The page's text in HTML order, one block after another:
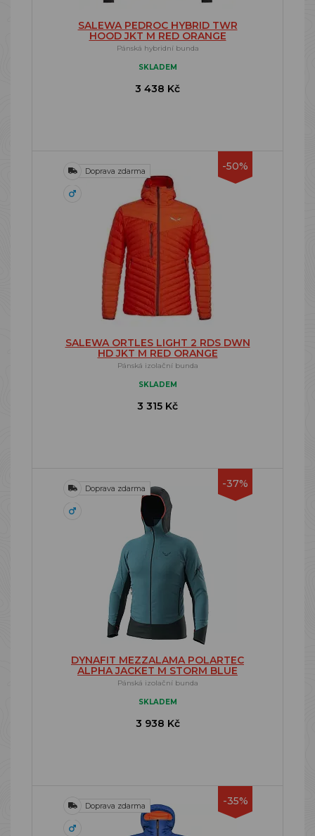
SALEWA PEDROC HYBRID TWR
HOOD JKT M RED ORANGE
Pánská hybridní bunda
SKLADEM
3 438 Kč
-50%
Doprava zdarma
SALEWA ORTLES LIGHT 2 RDS DWN
HD JKT M RED ORANGE
Pánská izolační bunda
SKLADEM
3 315 Kč
-37%
Doprava zdarma
DYNAFIT MEZZALAMA POLARTEC
ALPHA JACKET M STORM BLUE
Pánská izolační bunda
SKLADEM
3 938 Kč
-35%
Doprava zdarma